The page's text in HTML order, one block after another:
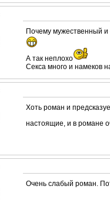
Почему мужественный
А так неплохо
Секса много и намеков
Хоть роман и
настоящие, и в романе
Очень слабый роман.